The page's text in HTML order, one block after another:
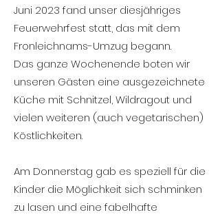
Juni 2023 fand unser diesjähriges
Feuerwehrfest statt, das mit dem
Fronleichnams-Umzug begann.
Das ganze Wochenende boten wir
unseren Gästen eine ausgezeichnete
Küche mit Schnitzel, Wildragout und
vielen weiteren (auch vegetarischen)
Köstlichkeiten.
Am Donnerstag gab es speziell für die
Kinder die Möglichkeit sich schminken
zu lasen und eine fabelhafte